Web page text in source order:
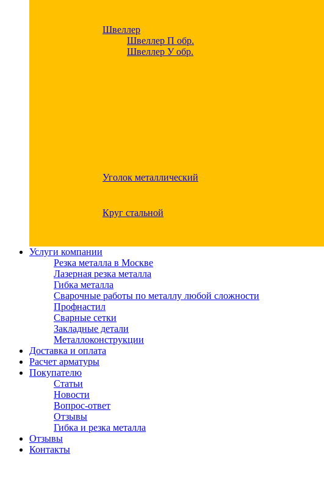
Швеллер
Швеллер П обр.
Швеллер У обр.
Уголок металлический
Круг стальной
Услуги компании
Резка металла в Москве
Лазерная резка металла
Гибка металла
Сварочные работы по металлу любой сложности
Профнастил
Сварные сетки
Закладные детали
Металлоконструкции
Доставка и оплата
Расчет арматуры
Покупателю
Статьи
Новости
Вопрос-ответ
Отзывы
Гибка и резка металла
Отзывы
Контакты